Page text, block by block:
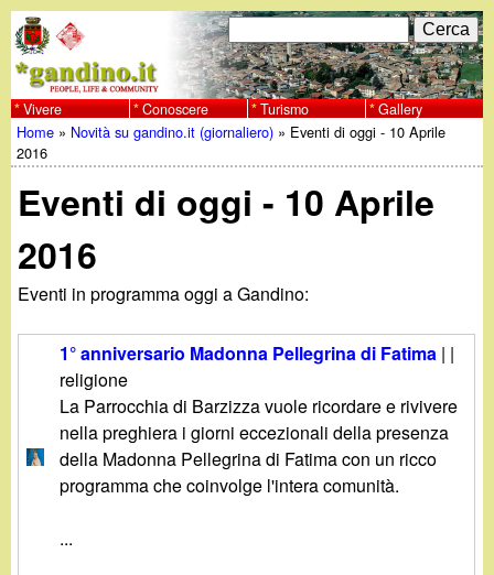
al
contenuto
principale
w
w
w
.
g
n
F
o
r
m
d
r
i
c
e
r
C
e
r
c
a
Vivere Conoscere Turismo Gallery
Tu
sei
qui
Home » Novità su gandino.it (giornaliero) » Eventi di oggi - 10 Aprile
2016
Eventi di oggi - 10 Aprile
2016
Eventi in programma oggi a Gandino:
1° anniversario Madonna Pellegrina di Fatima | |
religione
La Parrocchia di Barzizza vuole ricordare e rivivere
nella preghiera i giorni eccezionali della presenza
della Madonna Pellegrina di Fatima con un ricco
programma che coinvolge l'intera comunità.
...